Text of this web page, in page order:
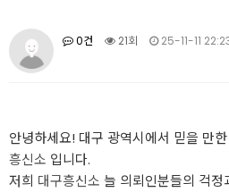
0건 21회 25-11-11
안녕하세요! 대구 광역시에서 믿을 만
흥신소 입니다.
저희 대구흥신소 늘 의뢰인분들의 걱정